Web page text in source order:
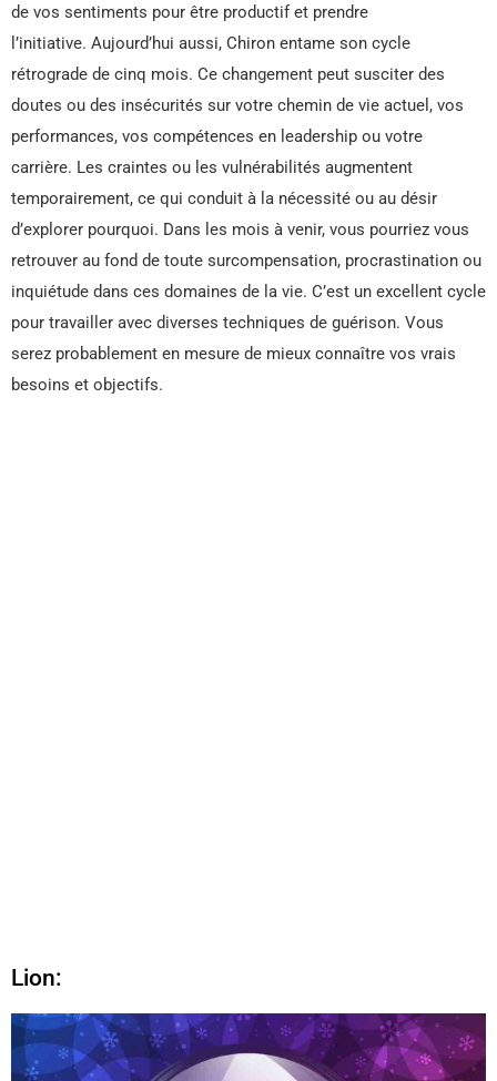
de vos sentiments pour être productif et prendre
l’initiative. Aujourd’hui aussi, Chiron entame son cycle
rétrograde de cinq mois. Ce changement peut susciter des
doutes ou des insécurités sur votre chemin de vie actuel, vos
performances, vos compétences en leadership ou votre
carrière. Les craintes ou les vulnérabilités augmentent
temporairement, ce qui conduit à la nécessité ou au désir
d’explorer pourquoi. Dans les mois à venir, vous pourriez vous
retrouver au fond de toute surcompensation, procrastination ou
inquiétude dans ces domaines de la vie. C’est un excellent cycle
pour travailler avec diverses techniques de guérison. Vous
serez probablement en mesure de mieux connaître vos vrais
besoins et objectifs.
Lion: